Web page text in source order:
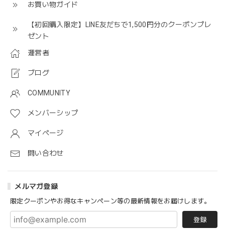
お買い物ガイド
【初回購入限定】LINE友だちで1,500円分のクーポンプレ
ゼント
運営者
ブログ
COMMUNITY
メンバーシップ
マイページ
問い合わせ
メルマガ登録
限定クーポンやお得なキャンペーン等の最新情報をお届けします。
登録